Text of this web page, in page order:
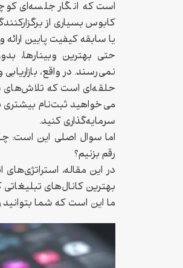
است که انگار جلسه‌ای
کابوس بسیاری از
یا سابقه کیفیت پایین
حتی بهترین وبینارها،
نمی‌رسند. در واقع،
حلقه‌ای است که تلاش‌های
می‌خواهید ثبت‌نام بیشتری
سرمایه‌گذاری کنید.
اما سوال اصلی این است:
رقم بزنیم؟
در این مقاله،
بهترین کانال‌های
ما این است که شما بتوانید